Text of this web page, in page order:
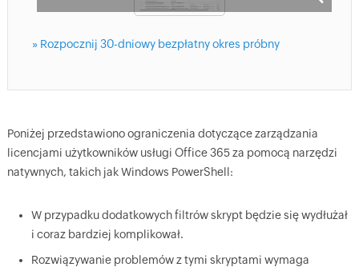
» Rozpocznij 30-dniowy bezpłatny okres próbny
Poniżej przedstawiono ograniczenia dotyczące zarządzania
licencjami użytkowników usługi Office 365 za pomocą narzędzi
natywnych, takich jak Windows PowerShell:
W przypadku dodatkowych filtrów skrypt będzie się wydłużał
i coraz bardziej komplikował.
Rozwiązywanie problemów z tymi skryptami wymaga